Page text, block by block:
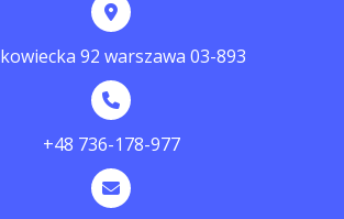
92 warszawa 03-893
+48 736-178-977